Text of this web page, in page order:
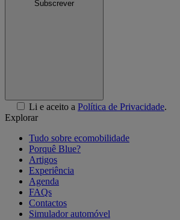
Subscrever
Li e aceito a Política de Privacidade.
Explorar
Tudo sobre ecomobilidade
Porquê Blue?
Artigos
Experiência
Agenda
FAQs
Contactos
Simulador automóvel